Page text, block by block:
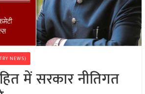
NEWS)
में सरकार नीतिगत